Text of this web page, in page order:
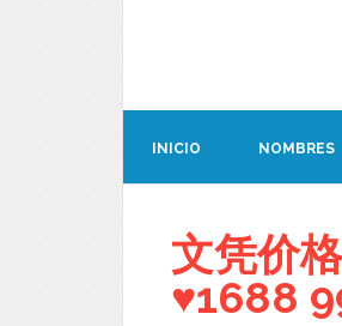
INICIO NOMBRES
文凭价
♥1688